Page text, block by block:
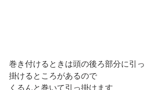
巻き付けるときは頭の後ろ部分に引っ
掛けるところがあるので
くるんと巻いて引っ掛けます